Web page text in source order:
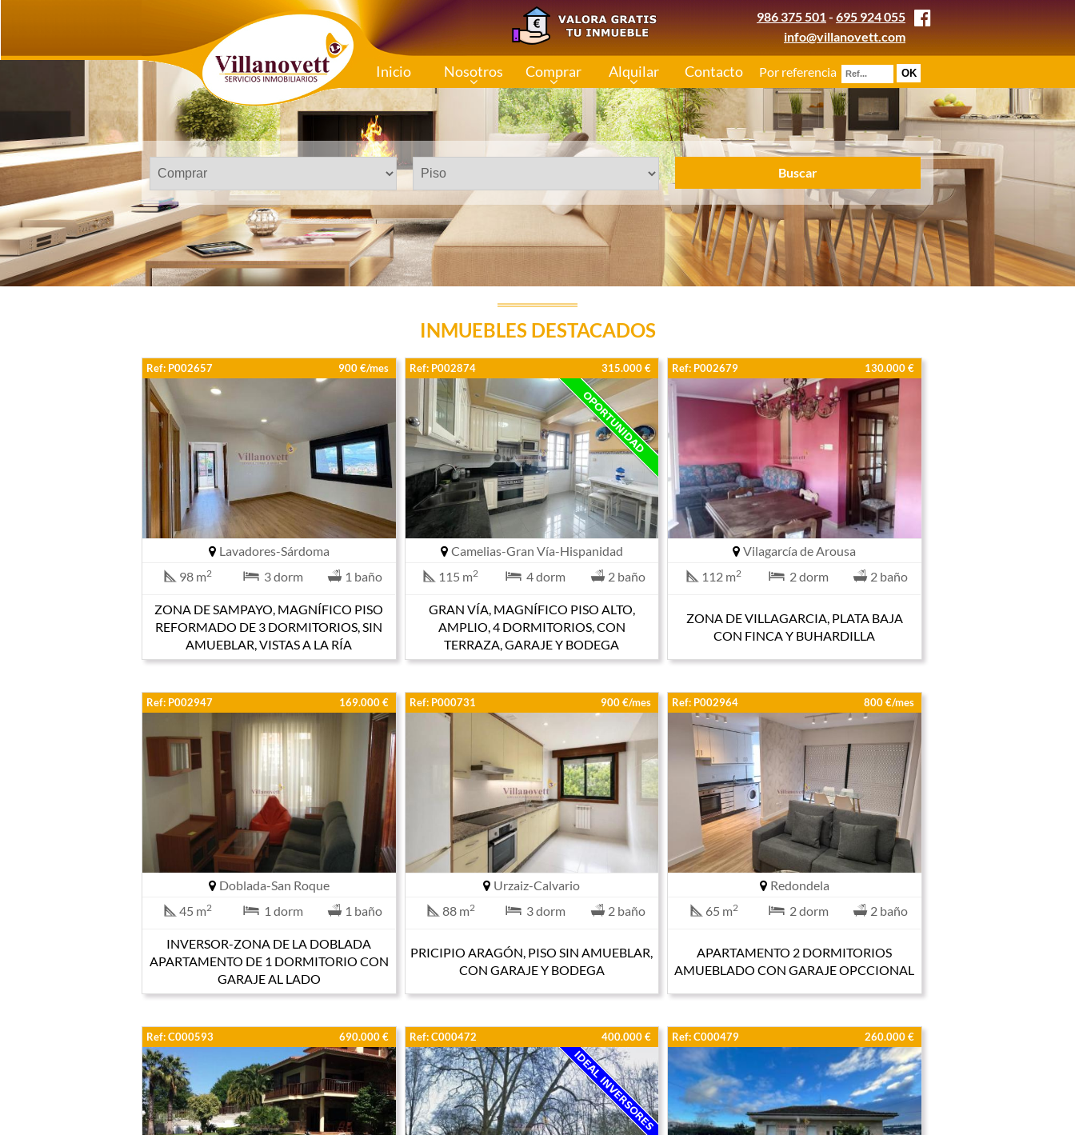
Inicio Nosotros Comprar Alquilar Contacto Por referencia
986 375 501- 695 924 055
info@villanovett.com
Buscar
INMUEBLES DESTACADOS
Ref: P002657 900 €/mes
Lavadores-Sárdoma
98 m2 3 dorm 1 baño
ZONA DE SAMPAYO, MAGNÍFICO PISO
REFORMADO DE 3 DORMITORIOS, SIN
AMUEBLAR, VISTAS A LA RÍA
Ref: P002874 315.000 €
Camelias-Gran Vía-Hispanidad
115 m2 4 dorm 2 baño
GRAN VÍA, MAGNÍFICO PISO ALTO,
AMPLIO, 4 DORMITORIOS, CON
TERRAZA, GARAJE Y BODEGA
Ref: P002679 130.000 €
Vilagarcía de Arousa
112 m2 2 dorm 2 baño
ZONA DE VILLAGARCIA, PLATA BAJA
CON FINCA Y BUHARDILLA
Ref: P002947 169.000 €
Doblada-San Roque
45 m2 1 dorm 1 baño
INVERSOR-ZONA DE LA DOBLADA
APARTAMENTO DE 1 DORMITORIO CON
GARAJE AL LADO
Ref: P000731 900 €/mes
Urzaiz-Calvario
88 m2 3 dorm 2 baño
PRICIPIO ARAGÓN, PISO SIN AMUEBLAR,
CON GARAJE Y BODEGA
Ref: P002964 800 €/mes
Redondela
65 m2 2 dorm 2 baño
APARTAMENTO 2 DORMITORIOS
AMUEBLADO CON GARAJE OPCCIONAL
Ref: C000593 690.000 € Ref: C000472 400.000 € Ref: C000479 260.000 €